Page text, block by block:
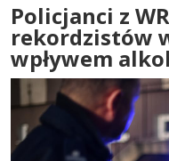
Policjanci z
rekordzistów
wpływem